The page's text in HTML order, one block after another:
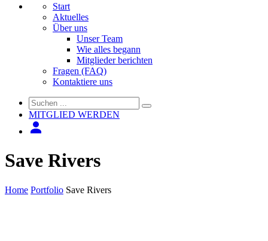
Start
Aktuelles
Über uns
Unser Team
Wie alles begann
Mitglieder berichten
Fragen (FAQ)
Kontaktiere uns
MITGLIED WERDEN
Save Rivers
Home Portfolio Save Rivers